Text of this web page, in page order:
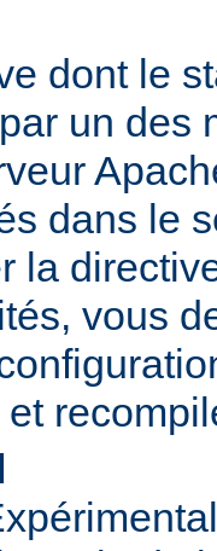
dont le
un des
dans le
la
vous